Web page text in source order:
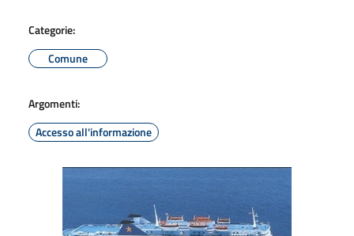
Categorie:
Comune
Argomenti:
Accesso all'informazione